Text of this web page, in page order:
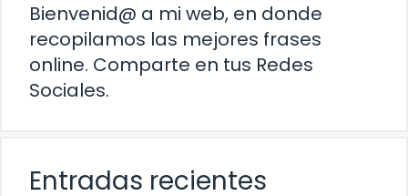
Bienvenid@ a mi web, en donde
recopilamos las mejores frases
online. Comparte en tus Redes
Sociales.
Entradas recientes